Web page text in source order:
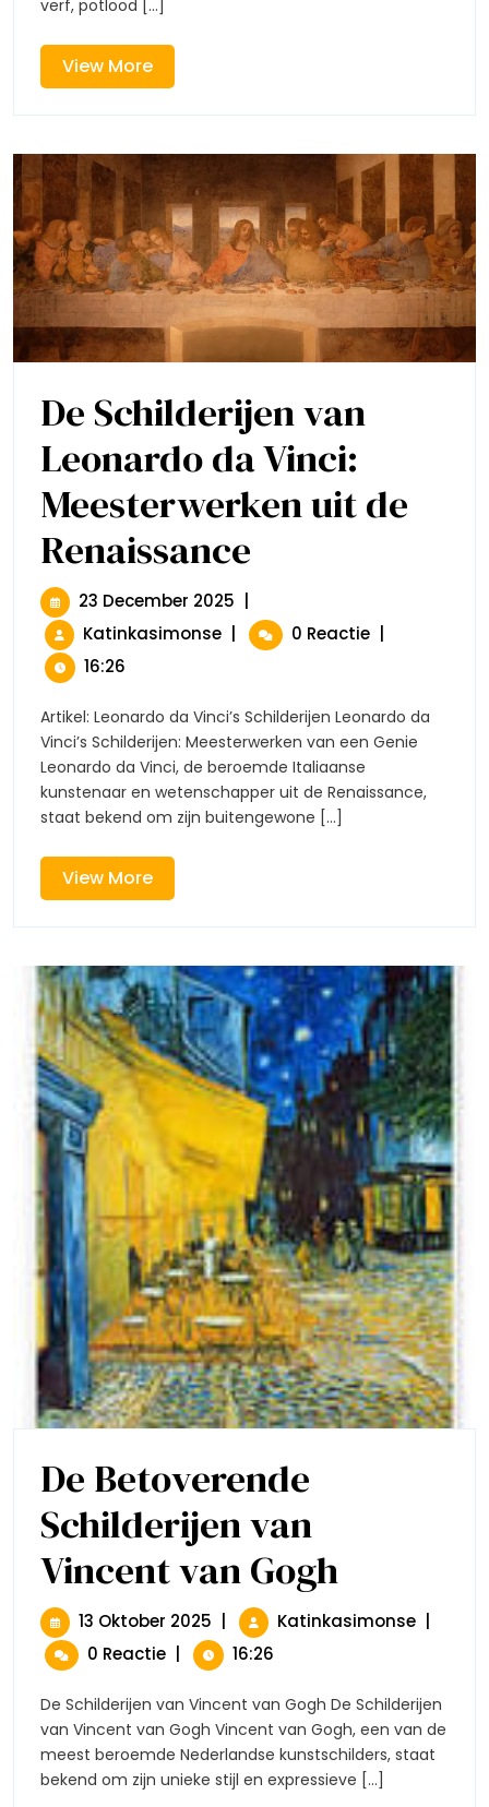
verf, potlood [...]
View MoreView
More
De Schilderijen van
Leonardo da Vinci:
Meesterwerken uit de
Renaissance
Da
Vinci:
Renaissance
23 December 2025 23
December
2025
|
KatinkasimonseDe
Schilderijen
Da
Vinci:
Meesterwerken
Uit
De
| 0 Reactie |
16:26
Artikel: Leonardo da Vinci’s Schilderijen Leonardo da
Vinci’s Schilderijen: Meesterwerken van een Genie
Leonardo da Vinci, de beroemde Italiaanse
kunstenaar en wetenschapper uit de Renaissance,
staat bekend om zijn buitengewone [...]
View MoreView
More
De Betoverende
Schilderijen van
Vincent van GoghBetoverende
Van
13 Oktober 2025 13
Oktober
2025
| KatinkasimonseDe
Vincent
Van
Gogh
|
0 Reactie | 16:26
De Schilderijen van Vincent van Gogh De Schilderijen
van Vincent van Gogh Vincent van Gogh, een van de
meest beroemde Nederlandse kunstschilders, staat
bekend om zijn unieke stijl en expressieve [...]